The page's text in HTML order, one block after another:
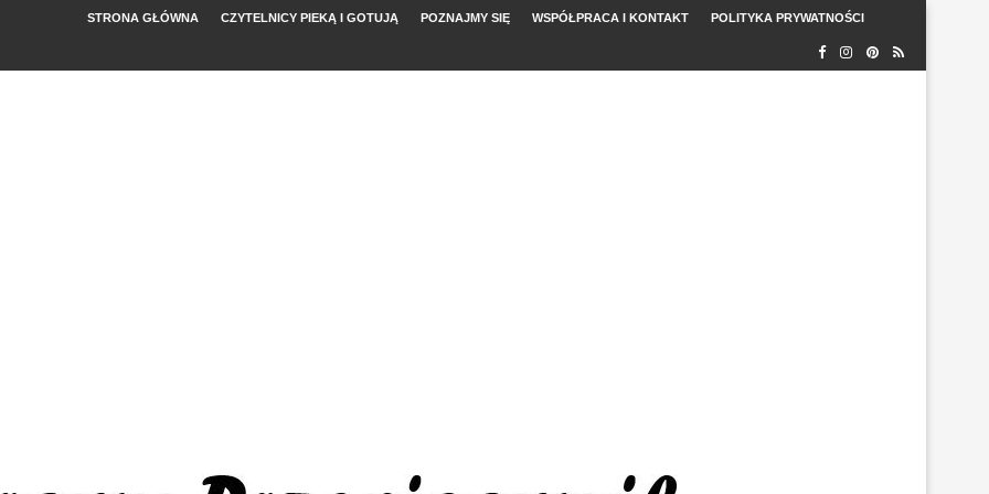
STRONA GŁÓWNA CZYTELNICY PIEKĄ I GOTUJĄ POZNAJMY SIĘ WSPÓŁPRACA I KONTAKT POLITYKA PRYWATNOŚCI